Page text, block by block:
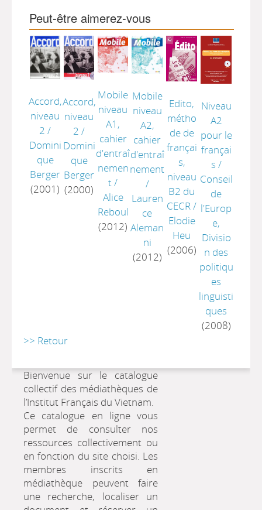
Peut-être aimerez-vous
Accord,
niveau
2 /
Domini
que
Berger
(2001)
Accord,
niveau
2 /
Domini
que
Berger
(2000)
Mobile
niveau
A1,
cahier
d'entraî
nemen
t/
Alice
Reboul
(2012)
Mobile
niveau
A2,
cahier
d'entraî
nement
/
Lauren
ce
Aleman
ni
(2012)
Edito,
métho
de de
françai
s,
niveau
B2 du
CECR/
Elodie
Heu
(2006)
Niveau
A2
pour le
françai
s /
Conseil
de
l'Europ
e,
Divisio
n des
politiqu
es
linguisti
ques
(2008)
>> Retour
Bienvenue sur le catalogue
collectif des médiathèques de
l’Institut Français du Vietnam.
Ce catalogue en ligne vous
permet de consulter nos
ressources collectivement ou
en fonction du site choisi. Les
membres inscrits en
médiathèque peuvent faire
une recherche, localiser un